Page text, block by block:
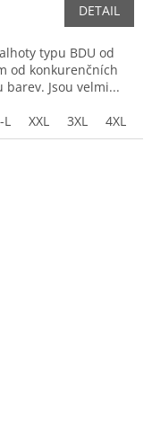
DETAIL
typu BDU od
od konkurenčních
Jsou velmi...
XXL 3XL 4XL